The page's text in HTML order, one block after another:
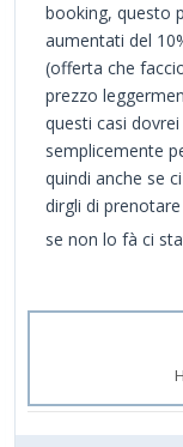
booking, questo
aumentati del
(offerta che
prezzo
questi casi
semplicemente
quindi anche se
dirgli di
se non lo fà ci